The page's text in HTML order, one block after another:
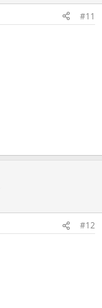
#11
#12